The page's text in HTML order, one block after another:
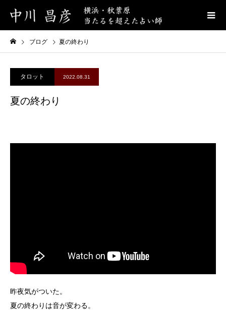
ブログ 夏の終わり
タロット 2022.08.31
夏の終わり
昨夜気がついた。
夏の終わりは音が変わる。